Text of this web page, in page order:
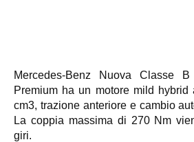
Mercedes-Benz Nuova Classe
Premium ha un motore mild
cm3, trazione anteriore e cambio
La coppia massima di 270 Nm
giri.